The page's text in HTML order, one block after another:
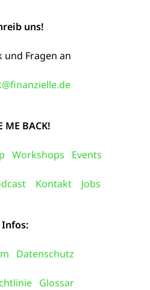
uns!
und Fragen an
ME BACK!
Workshops Events
Kontakt Jobs
Infos:
Datenschutz
Glossar